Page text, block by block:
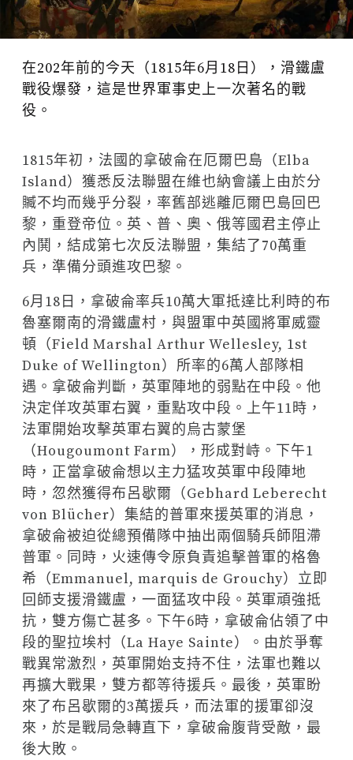
在202年前的今天（1815年6月18日），滑鐵盧
戰役爆發，這是世界軍事史上一次著名的戰
役。
1815年初，法國的拿破侖在厄爾巴島（Elba
Island）獲悉反法聯盟在維也納會議上由於分
贓不均而幾乎分裂，率舊部逃離厄爾巴島回巴
黎，重登帝位。英、普、奧、俄等國君主停止
內鬨，結成第七次反法聯盟，集結了70萬重
兵，準備分頭進攻巴黎。
6月18日，拿破侖率兵10萬大軍抵達比利時的布
魯塞爾南的滑鐵盧村，與盟軍中英國將軍威靈
頓（Field Marshal Arthur Wellesley, 1st
Duke of Wellington）所率的6萬人部隊相
遇。拿破侖判斷，英軍陣地的弱點在中段。他
決定佯攻英軍右翼，重點攻中段。上午11時，
法軍開始攻擊英軍右翼的烏古蒙堡
（Hougoumont Farm），形成對峙。下午1
時，正當拿破侖想以主力猛攻英軍中段陣地
時，忽然獲得布呂歇爾（Gebhard Leberecht
von Blücher）集結的普軍來援英軍的消息，
拿破侖被迫從總預備隊中抽出兩個騎兵師阻滯
普軍。同時，火速傳令原負責追擊普軍的格魯
希（Emmanuel, marquis de Grouchy）立即
回師支援滑鐵盧，一面猛攻中段。英軍頑強抵
抗，雙方傷亡甚多。下午6時，拿破侖佔領了中
段的聖拉埃村（La Haye Sainte）。由於爭奪
戰異常激烈，英軍開始支持不住，法軍也難以
再擴大戰果，雙方都等待援兵。最後，英軍盼
來了布呂歇爾的3萬援兵，而法軍的援軍卻沒
來，於是戰局急轉直下，拿破侖腹背受敵，最
後大敗。